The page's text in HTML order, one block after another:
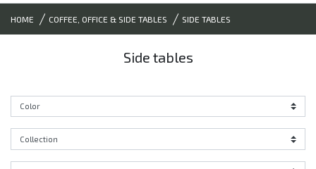
HOME COFFEE, OFFICE & SIDE TABLES SIDE TABLES
Side tables